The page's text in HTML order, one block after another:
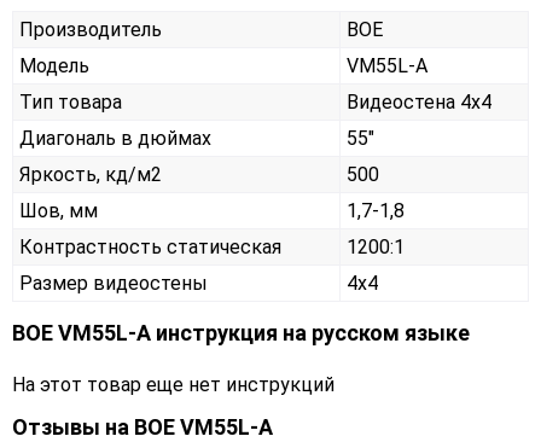
Производитель
BOE
Модель
VM55L-A
Тип товара
Видеостена 4х4
Диагональ в дюймах
55"
Яркость, кд/м2
500
Шов, мм
1,7-1,8
Контрастность статическая
1200:1
Размер видеостены
4x4
BOE VM55L-A инструкция на русском языке
На этот товар еще нет инструкций
Отзывы на BOE VM55L-A